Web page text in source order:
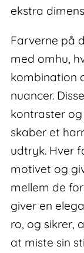
ekstra
Farverne på
med omhu,
kombination
nuancer.
kontraster
skaber et
udtryk. Hver
motivet og
mellem de
giver en
ro, og sikrer,
at miste sin